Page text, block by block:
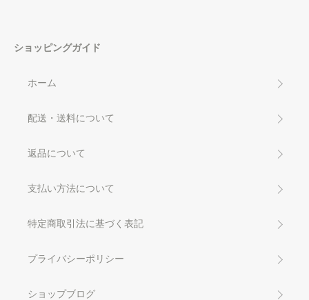
ショッピングガイド
ホーム
配送・送料について
返品について
支払い方法について
特定商取引法に基づく表記
プライバシーポリシー
ショップブログ